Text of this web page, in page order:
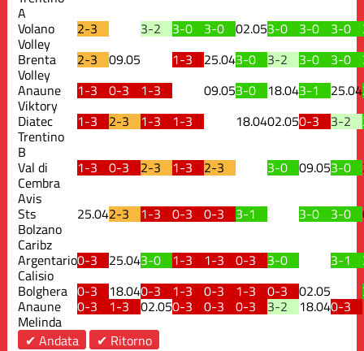
A
Volano
Volley
2-3 3-2 3-0 3-0 02.053-0 3-0 3-0
Brenta
Volley
2-3 09.05 1-3 25.043-0 3-2 3-0 3-0
Anaune
Viktory
1-3 0-3 1-3 09.053-0 18.043-1 25.04
Diatec
Trentino
B
1-3 2-3 1-3 1-3 18.0402.050-3 3-2
Val di
Cembra
Avis
1-3 0-3 2-3 1-3 2-3 3-0 09.053-0
Sts
Bolzano
Caribz
25.042-3 1-3 0-3 0-3 3-1 3-0 3-0
Argentario
Calisio
0-3 25.043-0 1-3 1-3 0-3 3-0 3-1
Bolghera 0-3 18.040-3 1-3 0-3 1-3 0-3 02.05
Anaune
Melinda
0-3 1-3 02.050-3 0-3 0-3 3-2 18.040-3
✔ Andata
✔ Ritorno